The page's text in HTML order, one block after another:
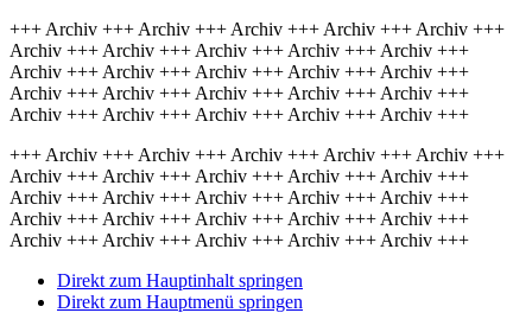
+++ Archiv +++ Archiv +++ Archiv +++ Archiv +++ Archiv +++
Archiv +++ Archiv +++ Archiv +++ Archiv +++ Archiv +++
Archiv +++ Archiv +++ Archiv +++ Archiv +++ Archiv +++
Archiv +++ Archiv +++ Archiv +++ Archiv +++ Archiv +++
Archiv +++ Archiv +++ Archiv +++ Archiv +++ Archiv +++
+++ Archiv +++ Archiv +++ Archiv +++ Archiv +++ Archiv +++
Archiv +++ Archiv +++ Archiv +++ Archiv +++ Archiv +++
Archiv +++ Archiv +++ Archiv +++ Archiv +++ Archiv +++
Archiv +++ Archiv +++ Archiv +++ Archiv +++ Archiv +++
Archiv +++ Archiv +++ Archiv +++ Archiv +++ Archiv +++
Direkt zum Hauptinhalt springen
Direkt zum Hauptmenü springen